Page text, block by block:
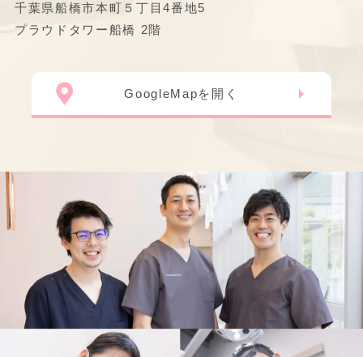
千葉県船橋市本町５丁目4番地5
プラウドタワー船橋 2階
GoogleMapを開く